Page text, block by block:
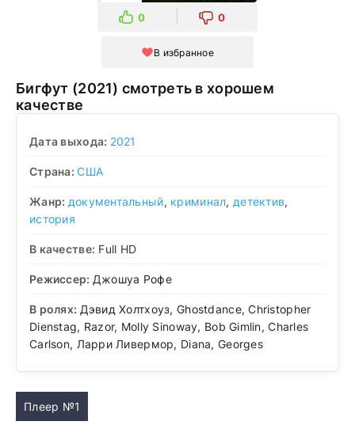
0 0
В избранное
Бигфут (2021) смотреть в хорошем
качестве
Дата выхода: 2021
Страна:США
Жанр: документальный, криминал, детектив,
история
В качестве: Full HD
Режиссер: Джошуа Рофе
В ролях: Дэвид Холтхоуз, Ghostdance, Christopher
Dienstag, Razor, Molly Sinoway, Bob Gimlin, Charles
Carlson, Ларри Ливермор, Diana, Georges
Плеер №1